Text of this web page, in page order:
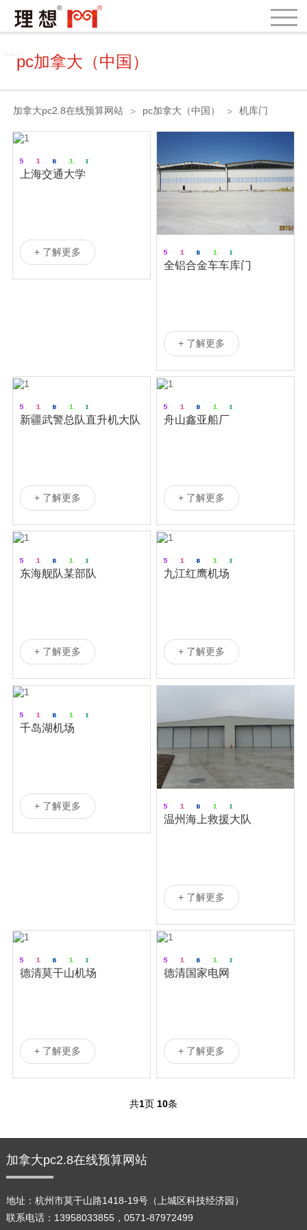
pc加拿大（中国）
加拿大pc2.8在线预算网站 > pc加拿大（中国） > 机库门
上海交通大学
+ 了解更多
全铝合金车车库门
+ 了解更多
新疆武警总队直升机大队
+ 了解更多
舟山鑫亚船厂
+ 了解更多
东海舰队某部队
+ 了解更多
九江红鹰机场
+ 了解更多
千岛湖机场
+ 了解更多
温州海上救援大队
+ 了解更多
德清莫干山机场
+ 了解更多
德清国家电网
+ 了解更多
共1页 10条
加拿大pc2.8在线预算网站
地址：杭州市莫干山路1418-19号（上城区科技经济园）
联系电话：13958033855，0571-87972499